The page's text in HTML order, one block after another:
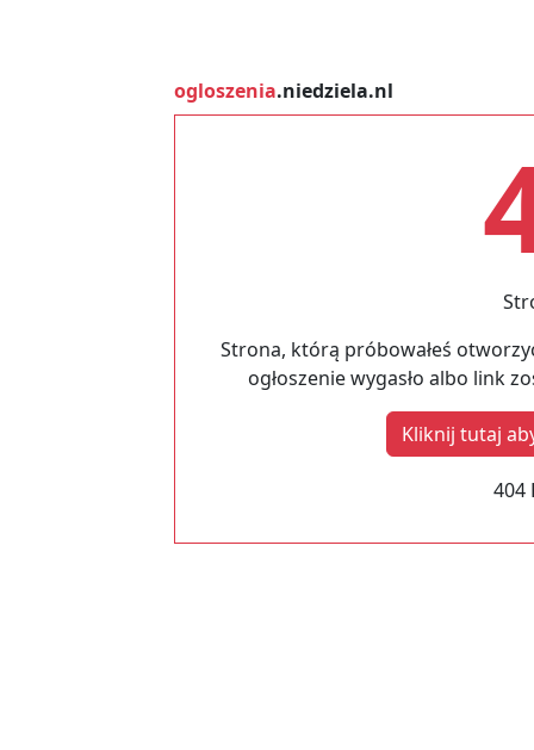
ogloszenia.niedziela.nl
Strona, którą próbowałeś
ogłoszenie wygasło albo link
Kliknij tutaj
404